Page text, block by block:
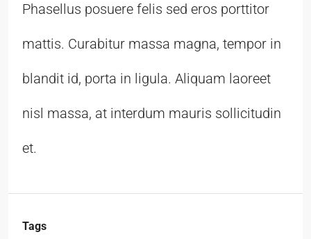
Phasellus posuere felis sed eros porttitor
mattis. Curabitur massa magna, tempor in
blandit id, porta in ligula. Aliquam laoreet
nisl massa, at interdum mauris sollicitudin
et.
Tags